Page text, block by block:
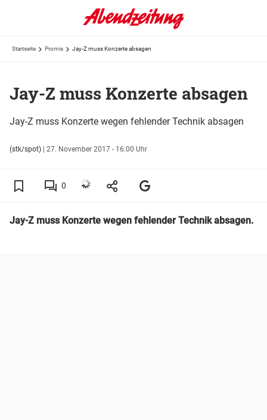
Startseite Promis Jay-Z muss Konzerte absagen
Jay-Z muss Konzerte absagen
Jay-Z muss Konzerte wegen fehlender Technik absagen
(stk/spot) | 27. November 2017 - 16:00 Uhr
0
Jay-Z muss Konzerte wegen fehlender Technik absagen.